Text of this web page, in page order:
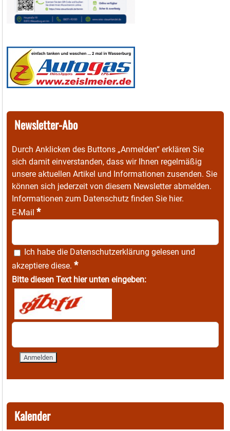
Newsletter-Abo
Durch Anklicken des Buttons „Anmelden“ erklären Sie
sich damit einverstanden, dass wir Ihnen regelmäßig
unsere aktuellen Artikel und Informationen zusenden. Sie
können sich jederzeit von diesem Newsletter abmelden.
Informationen zum Datenschutz finden Sie hier.
E-Mail *
Ich habe die Datenschutzerklärung gelesen und
akzeptiere diese. *
Bitte diesen Text hier unten eingeben:
Kalender